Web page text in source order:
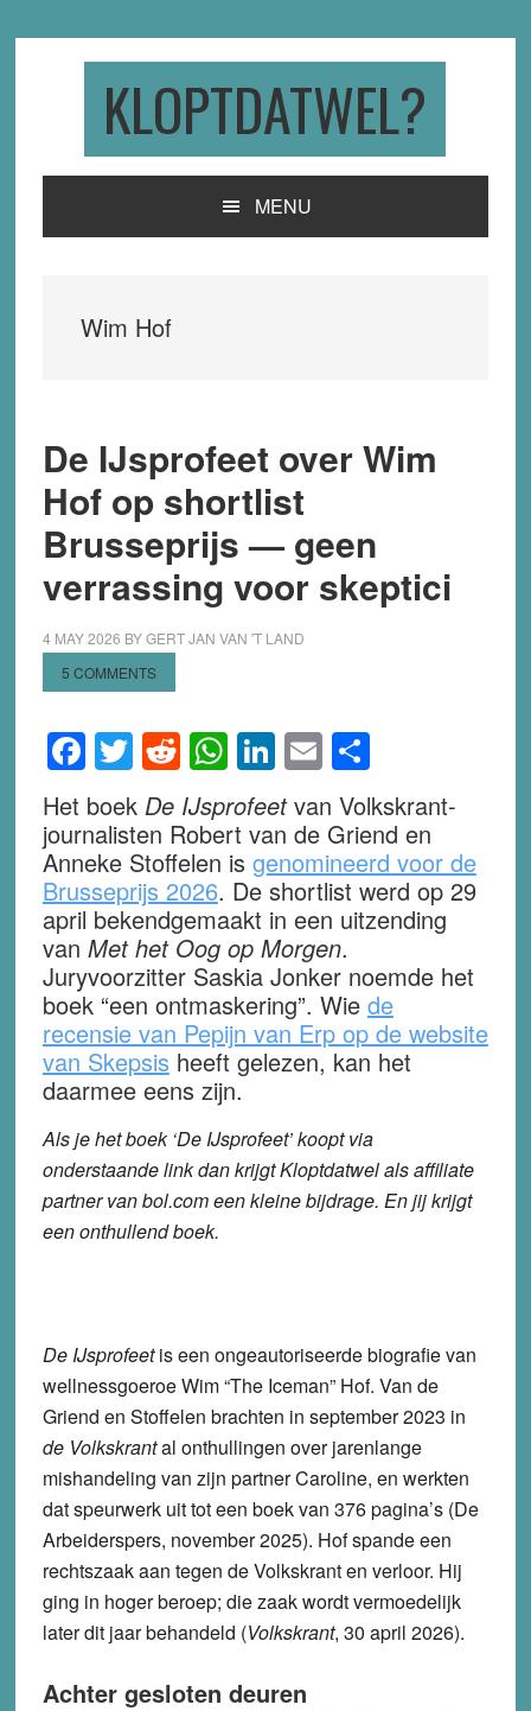
KLOPTDATWEL?
MENU
Wim Hof
De IJsprofeet over Wim
Hof op shortlist
Brusseprijs — geen
verrassing voor skeptici
4 MAY 2026 BYGERT JAN VAN 'T LAND
5 COMMENTS
Facebook
Twitter
Reddit
WhatsApp
LinkedIn
EmailShare
Het boek De IJsprofeetvan Volkskrant-
journalisten Robert van de Griend en
Anneke Stoffelen is genomineerd voor de
Brusseprijs 2026. De shortlist werd op 29
april bekendgemaakt in een uitzending
van Met het Oog op Morgen.
Juryvoorzitter Saskia Jonker noemde het
boek “een ontmaskering”. Wie de
recensie van Pepijn van Erp op de website
van Skepsis heeft gelezen, kan het
daarmee eens zijn.
Als je het boek ‘De IJsprofeet’ koopt via
onderstaande link dan krijgt Kloptdatwel als affiliate
partner van bol.com een kleine bijdrage. En jij krijgt
een onthullend boek.
De IJsprofeetis een ongeautoriseerde biografie van
wellnessgoeroe Wim “The Iceman” Hof. Van de
Griend en Stoffelen brachten in september 2023 in
de Volkskrantal onthullingen over jarenlange
mishandeling van zijn partner Caroline, en werkten
dat speurwerk uit tot een boek van 376 pagina’s (De
Arbeiderspers, november 2025). Hof spande een
rechtszaak aan tegen de Volkskrant en verloor. Hij
ging in hoger beroep; die zaak wordt vermoedelijk
later dit jaar behandeld (Volkskrant, 30 april 2026).
Achter gesloten deuren